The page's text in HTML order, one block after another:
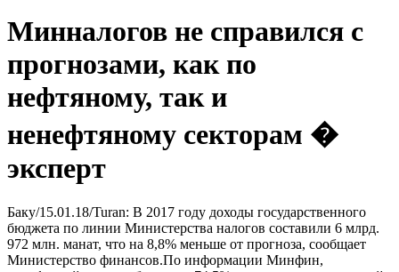
Минналогов не справился с
прогнозами, как по
нефтяному, так и
ненефтяному секторам �
эксперт
Баку/15.01.18/Turan: B 2017 году доходы государственного
бюджета по линии Министерства налогов составили 6 млрд.
972 млн. манат, что на 8,8% меньше от прогноза, сообщает
Министерство финансов.По информации Минфин,